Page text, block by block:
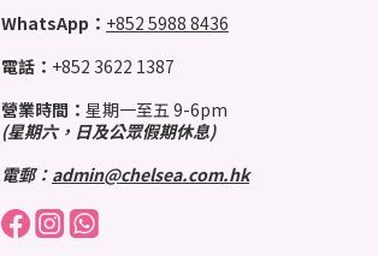
WhatsApp： +852 5988 8436
電話： +852 3622 1387
營業時間： 星期一至五 9-6pm
(星期六，日及公眾假期休息)
電郵： admin@chelsea.com.hk